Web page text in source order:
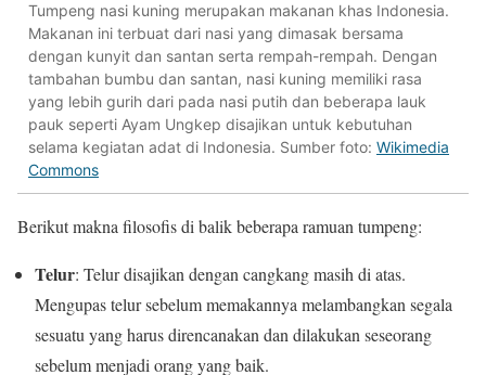
Tumpeng nasi kuning merupakan makanan khas Indonesia.
Makanan ini terbuat dari nasi yang dimasak bersama
dengan kunyit dan santan serta rempah-rempah. Dengan
tambahan bumbu dan santan, nasi kuning memiliki rasa
yang lebih gurih dari pada nasi putih dan beberapa lauk
pauk seperti Ayam Ungkep disajikan untuk kebutuhan
selama kegiatan adat di Indonesia. Sumber foto: Wikimedia
Commons
Berikut makna filosofis di balik beberapa ramuan tumpeng:
Telur: Telur disajikan dengan cangkang masih di atas.
Mengupas telur sebelum memakannya melambangkan segala
sesuatu yang harus direncanakan dan dilakukan seseorang
sebelum menjadi orang yang baik.